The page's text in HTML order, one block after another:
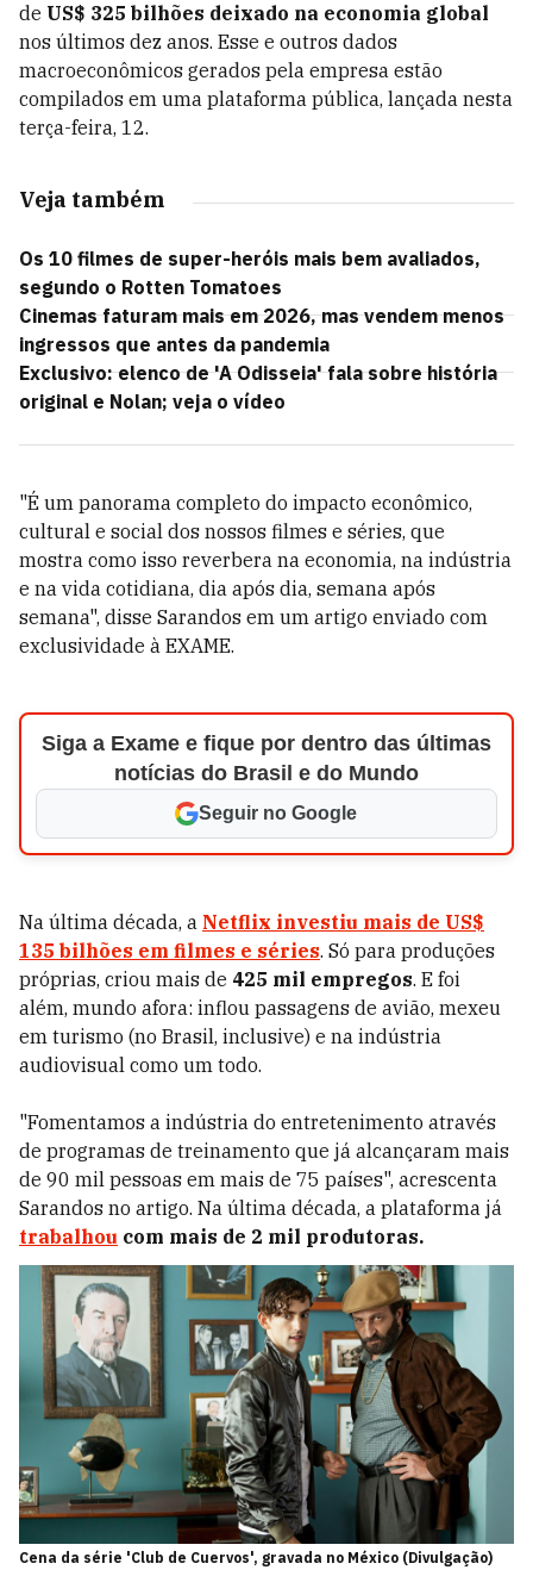
de US$ 325 bilhões deixado na economia global
nos últimos dez anos. Esse e outros dados
macroeconômicos gerados pela empresa estão
compilados em uma plataforma pública, lançada nesta
terça-feira, 12.
Veja também
Os 10 filmes de super-heróis mais bem avaliados,
segundo o Rotten Tomatoes
Cinemas faturam mais em 2026, mas vendem menos
ingressos que antes da pandemia
Exclusivo: elenco de 'A Odisseia' fala sobre história
original e Nolan; veja o vídeo
"É um panorama completo do impacto econômico,
cultural e social dos nossos filmes e séries, que
mostra como isso reverbera na economia, na indústria
e na vida cotidiana, dia após dia, semana após
semana", disse Sarandos em um artigo enviado com
exclusividade à EXAME.
Siga a Exame e fique por dentro das últimas
notícias do Brasil e do Mundo
Seguir no Google
Na última década, a Netflix investiu mais de US$
135 bilhões em filmes e séries. Só para produções
próprias, criou mais de 425 mil empregos. E foi
além, mundo afora: inflou passagens de avião, mexeu
em turismo (no Brasil, inclusive) e na indústria
audiovisual como um todo.
"Fomentamos a indústria do entretenimento através
de programas de treinamento que já alcançaram mais
de 90 mil pessoas em mais de 75 países", acrescenta
Sarandos no artigo. Na última década, a plataforma já
trabalhou com mais de 2 mil produtoras.
Cena da série 'Club de Cuervos', gravada no México (Divulgação)